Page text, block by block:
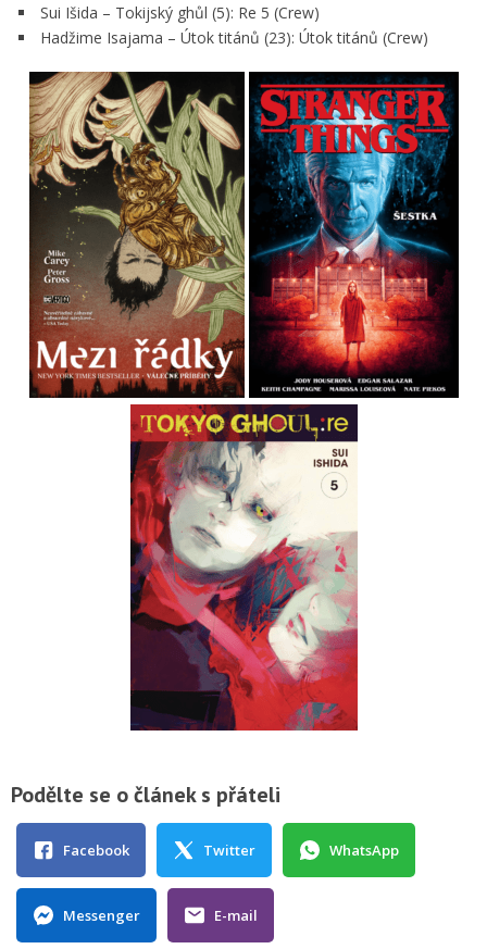
Sui Išida – Tokijský ghůl (5): Re 5 (Crew)
Hadžime Isajama – Útok titánů (23): Útok titánů (Crew)
Podělte se o článek s přáteli
Facebook Twitter WhatsApp
Messenger E-mail